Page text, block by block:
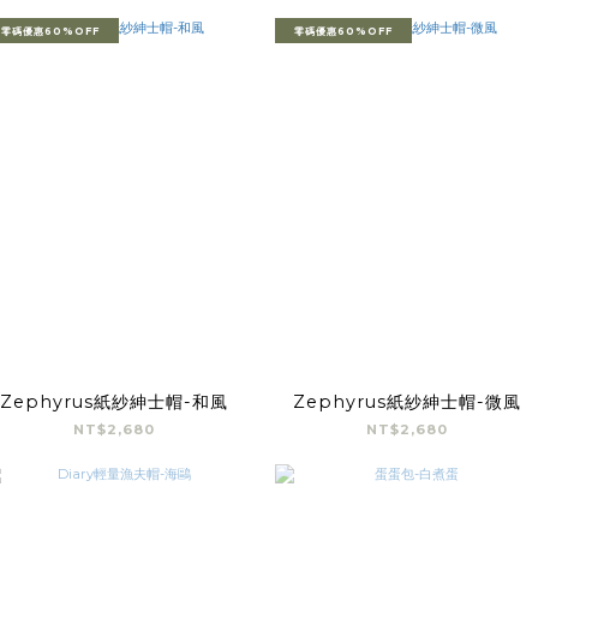
零碼優惠60%OFF
Zephyrus紙紗紳士帽-和風
NT$2,680
零碼優惠60%OFF
Zephyrus紙紗紳士帽-微風
NT$2,680